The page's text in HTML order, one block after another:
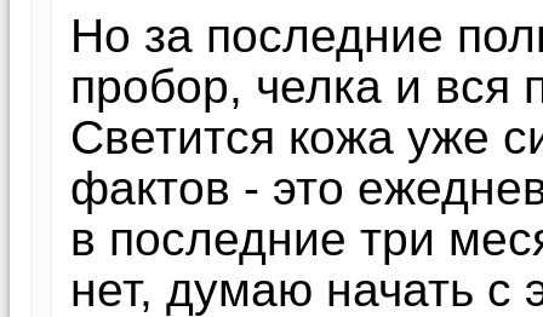
Но за последние
пробор, челка и вся
Светится кожа уже
фактов - это
в последние три
нет, думаю начать с